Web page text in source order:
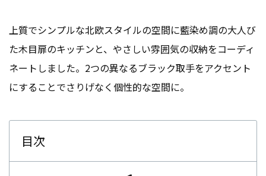
上質でシンプルな北欧スタイルの空間に藍染め調の大人び
た木目扉のキッチンと、やさしい雰囲気の収納をコーディ
ネートしました。2つの異なるブラック取手をアクセント
にすることでさりげなく個性的な空間に。
目次